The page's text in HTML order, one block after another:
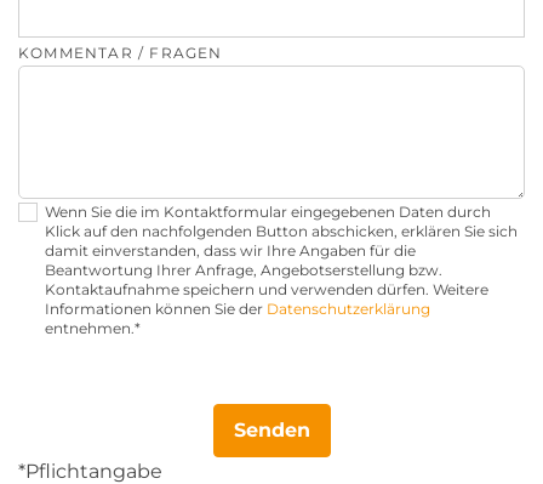
KOMMENTAR / FRAGEN
Wenn Sie die im Kontaktformular eingegebenen Daten durch
Klick auf den nachfolgenden Button abschicken, erklären Sie sich
damit einverstanden, dass wir Ihre Angaben für die
Beantwortung Ihrer Anfrage, Angebotserstellung bzw.
Kontaktaufnahme speichern und verwenden dürfen. Weitere
Informationen können Sie der Datenschutzerklärung
entnehmen.*
*Pflichtangabe